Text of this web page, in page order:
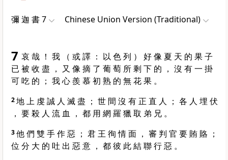
彌 迦 書 7 Chinese Union Version (Traditional)
7 哀 哉 ！ 我 （ 或 譯 ： 以 色 列 ） 好 像 夏 天 的 果 子
已 被 收 盡 ， 又 像 摘 了 葡 萄 所 剩 下 的 ， 沒 有 一 掛
可 吃 的 ； 我 心 羨 慕 初 熟 的 無 花 果 。
2地 上 虔 誠 人 滅 盡 ； 世 間 沒 有 正 直 人 ； 各 人 埋 伏
， 要 殺 人 流 血 ， 都 用 網 羅 獵 取 弟 兄 。
3他 們 雙 手 作 惡 ； 君 王 徇 情 面 ， 審 判 官 要 賄 賂 ；
位 分 大 的 吐 出 惡 意 ， 都 彼 此 結 聯 行 惡 。